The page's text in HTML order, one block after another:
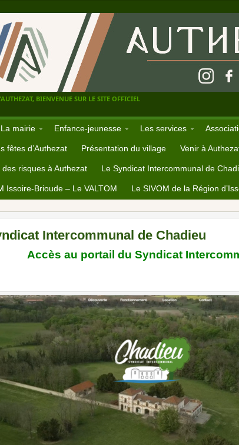
BIENVENUE SUR LE SITE OFFICIEL
La mairie Enfance-jeunesse Les services
fêtes d’Authezat Présentation du village Venir à
des risques à Authezat Le Syndicat Intercommunal de
Issoire-Brioude – Le VALTOM Le SIVOM de la Région
Intercommunal de Chadieu
Accès au portail du Syndicat